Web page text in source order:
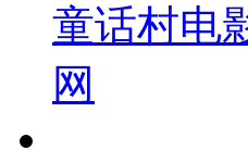
童话村电
网